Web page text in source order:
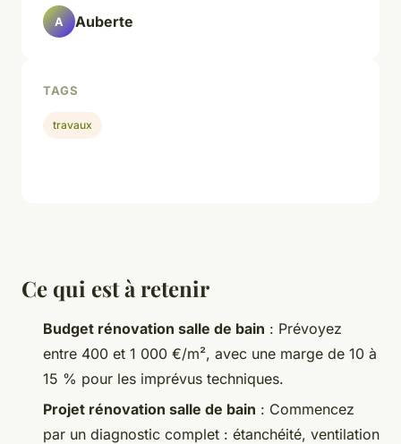
Ce qui est à retenir
Budget rénovation salle de bain : Prévoyez
entre 400 et 1 000 €/m², avec une marge de 10 à
15 % pour les imprévus techniques.
Projet rénovation salle de bain : Commencez
par un diagnostic complet : étanchéité, ventilation
A Auberte
TAGS
travaux